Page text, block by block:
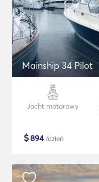
Mainship 34 Pilot
Jacht motorowy
$894/dzień